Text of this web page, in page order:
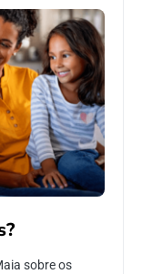
sobre os